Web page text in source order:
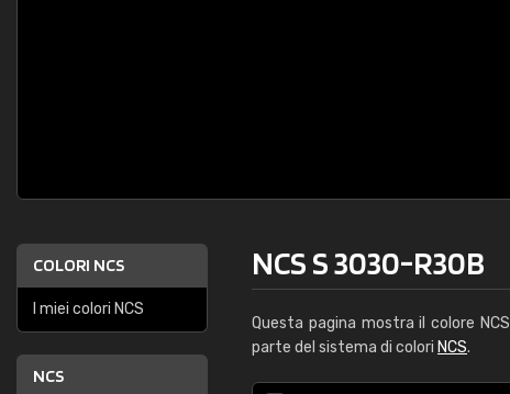
COLORI NCS
I miei colori NCS
NCS
NCS S 3030-R30B
Questa pagina mostra il colore NCS
parte del sistema di colori NCS.